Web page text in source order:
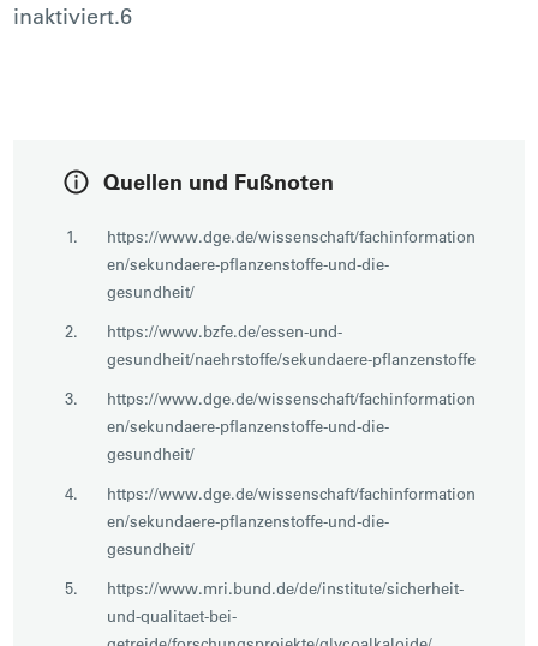
inaktiviert.6
Quellen und Fußnoten
https://www.dge.de/wissenschaft/fachinformation
en/sekundaere-pflanzenstoffe-und-die-
gesundheit/
https://www.bzfe.de/essen-und-
gesundheit/naehrstoffe/sekundaere-pflanzenstoffe
https://www.dge.de/wissenschaft/fachinformation
en/sekundaere-pflanzenstoffe-und-die-
gesundheit/
https://www.dge.de/wissenschaft/fachinformation
en/sekundaere-pflanzenstoffe-und-die-
gesundheit/
https://www.mri.bund.de/de/institute/sicherheit-
und-qualitaet-bei-